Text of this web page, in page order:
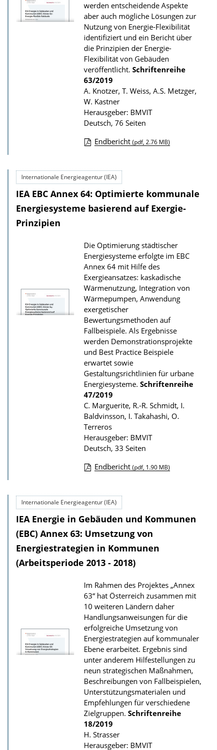
l
i
k
a
t
i
o
n
werden entscheidende Aspekte
aber auch mögliche Lösungen zur
Nutzung von Energie-Flexibilität
identifiziert und ein Bericht über
die Prinzipien der Energie-
Flexibilität von Gebäuden
veröffentlicht. Schriftenreihe
63/2019
A. Knotzer, T. Weiss, A.S. Metzger,
W. Kastner
Herausgeber: BMVIT
Deutsch, 76 Seiten
w
n
l
d
s
z
u
r
P
u
b
l
i
k
a
t
i
o
n
Endbericht (pdf, 2.76 MB)
Internationale Energieagentur (IEA)
IEA EBC Annex 64: Optimierte kommunale
Energiesysteme basierend auf Exergie-
Prinzipien
Die Optimierung städtischer
Energiesysteme erfolgte im EBC
Annex 64 mit Hilfe des
Exergieansatzes: kaskadische
Wärmenutzung, Integration von
Wärmepumpen, Anwendung
exergetischer
Bewertungsmethoden auf
Fallbeispiele. Als Ergebnisse
werden Demonstrationsprojekte
und Best Practice Beispiele
erwartet sowie
Gestaltungsrichtlinien für urbane
Energiesysteme. Schriftenreihe
47/2019
C. Marguerite, R.-R. Schmidt, I.
Baldvinsson, I. Takahashi, O.
Terreros
Herausgeber: BMVIT
Deutsch, 33 Seiten
w
n
l
o
a
s
z
u
r
P
u
b
l
i
k
a
t
Endbericht (pdf, 1.90 MB)
Internationale Energieagentur (IEA)
IEA Energie in Gebäuden und Kommunen
(EBC) Annex 63: Umsetzung von
Energiestrategien in Kommunen
(Arbeitsperiode 2013 - 2018)
Im Rahmen des Projektes „Annex
63“ hat Österreich zusammen mit
10 weiteren Ländern daher
Handlungsanweisungen für die
erfolgreiche Umsetzung von
Energiestrategien auf kommunaler
Ebene erarbeitet. Ergebnis sind
unter anderem Hilfestellungen zu
neun strategischen Maßnahmen,
Beschreibungen von Fallbeispielen,
Unterstützungsmaterialen und
Empfehlungen für verschiedene
Zielgruppen. Schriftenreihe
18/2019
H. Strasser
Herausgeber: BMVIT